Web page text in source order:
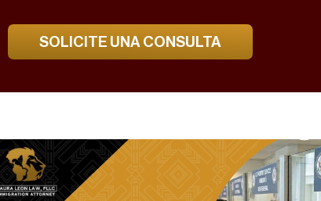
SOLICITE UNA CONSULTA